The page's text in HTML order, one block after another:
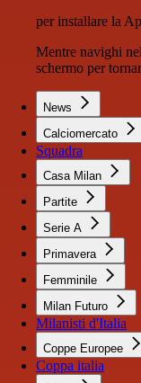
per installare la
Mentre navighi
schermo per
News
Calciomercato
Squadra
Casa Milan
Partite
Serie A
Primavera
Femminile
Milan Futuro
Milanisti d'Italia
Coppe Europee
Coppa italia